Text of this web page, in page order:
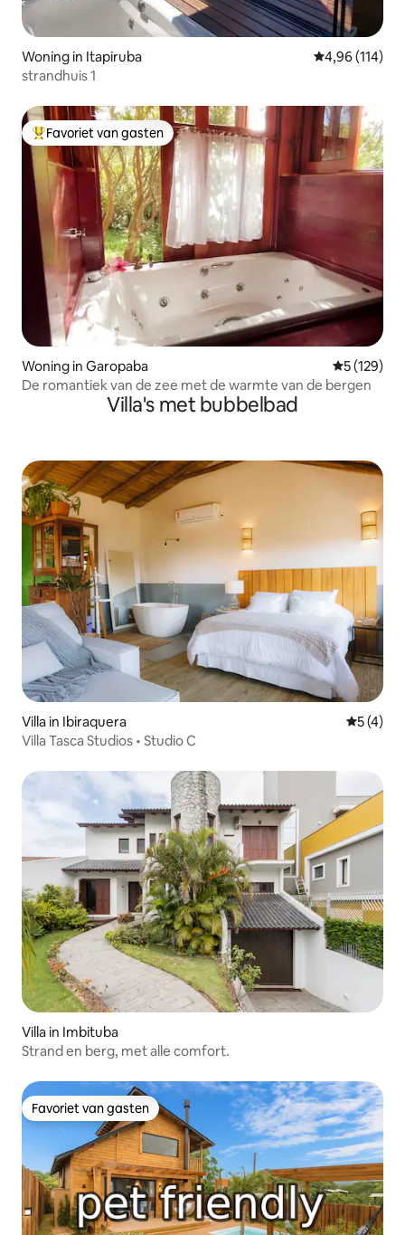
Woning in Itapiruba Gemiddelde
4,96 (114)
strandhuis 1
Topfavoriet van gasten
Favoriet van gasten
Woning in Garopaba
5 (129)
De romantiek van de zee met de warmte van de bergen
Villa's met bubbelbad
Villa in Ibiraquera
5 (4)
Villa Tasca Studios • Studio C
Villa in Imbituba
Strand en berg, met alle comfort.
Favoriet van gasten
Favoriet van gasten